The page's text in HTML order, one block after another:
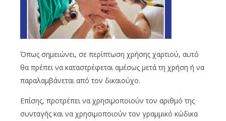
Όπως σημειώνει, σε περίπτωση χρήσης χαρτιού, αυτό
θα πρέπει να καταστρέφεται αμέσως μετά τη χρήση ή να
παραλαμβάνεται από τον δικαιούχο.
Επίσης, προτρέπει να χρησιμοποιούν τον αριθμό της
συνταγής και να χρησιμοποιούν τον γραμμικό κώδικα